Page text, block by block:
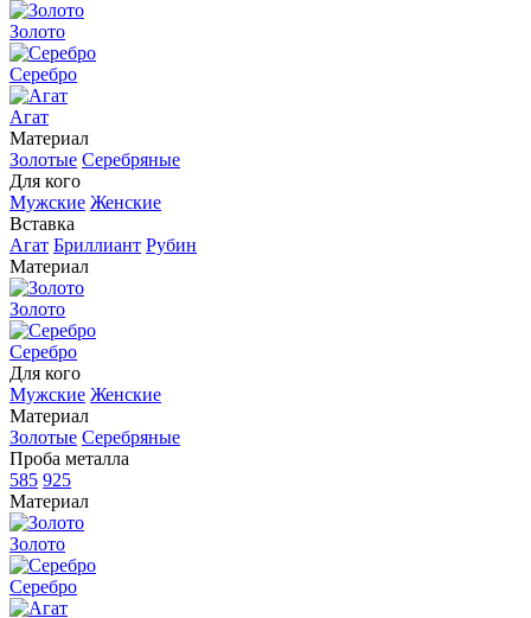
Золото
Серебро
Агат
Материал
Золотые Серебряные
Для кого
Мужские Женские
Вставка
Агат Бриллиант Рубин
Материал
Золото
Серебро
Для кого
Мужские Женские
Материал
Золотые Серебряные
Проба металла
585 925
Материал
Золото
Серебро